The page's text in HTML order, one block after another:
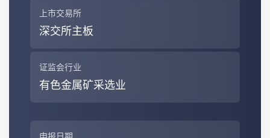
上市交易所
深交所主板
证监会行业
有色金属矿采选业
申报日期